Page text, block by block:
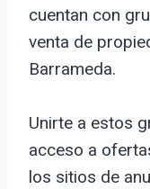
cuentan con
venta de
Barrameda.
Unirte a estos
acceso a
los sitios de